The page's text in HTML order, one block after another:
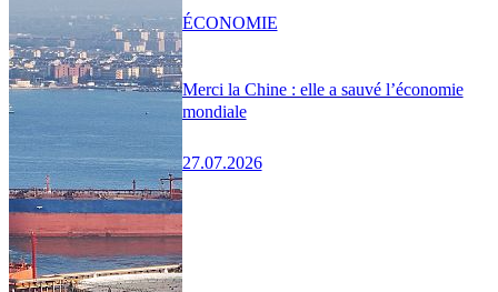
Merci la Chine : elle a sauvé l’économie
mondiale
27.07.2026
ÉCONOMIE